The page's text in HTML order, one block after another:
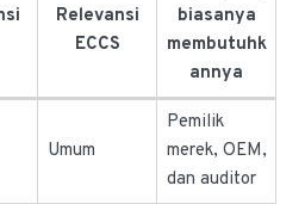
Relevansi
ECCS
biasanya
membutuhk
annya
Umum
Pemilik
merek, OEM,
dan auditor